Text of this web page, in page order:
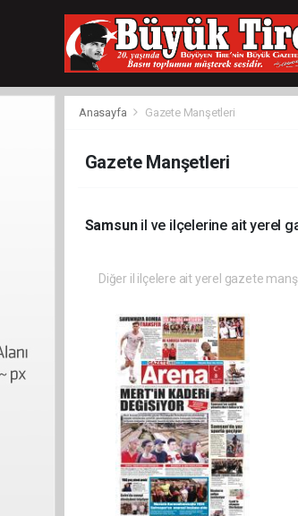
Anasayfa Gazete Manşetleri
Gazete Manşetleri
Samsunil ve ilçelerine ait yerel
Diğer il ilçelere ait yerel gazete